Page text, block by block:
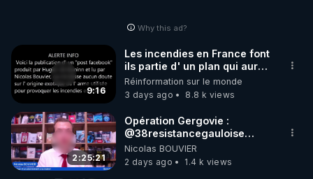
Why this ad?
9:16
Les incendies en France font
ils partie d' un plan qui aurait
débuté le 11 septembre 2001
?
Réinformation sur le monde
3 days ago
8.8 k views
2:25:21
Opération Gergovie :
‪@38resistancegauloise‬
‪@MarionSigautOfficiel‬
‪@gladysriifard5710‬ Laëtitia
Nicolas BOUVIER
2 days ago
1.4 k views